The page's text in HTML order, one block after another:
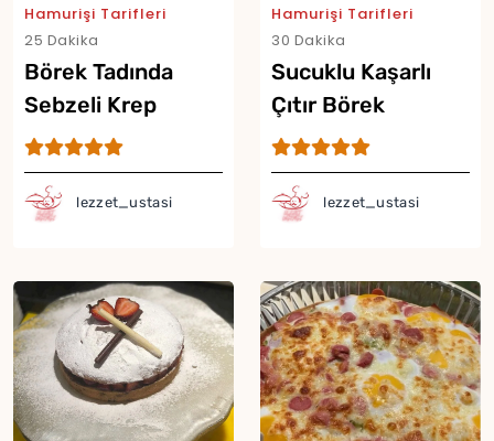
Hamurişi Tarifleri
25 Dakika
Börek Tadında
Sebzeli Krep
lezzet_ustasi
Hamurişi Tarifleri
30 Dakika
Sucuklu Kaşarlı
Çıtır Börek
lezzet_ustasi